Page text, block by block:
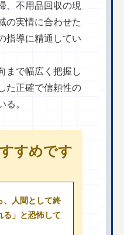
、不用品回収の現
の実情に合わせた
指導に精通してい
まで幅広く把握し
た正確で信頼性の
る。
すめです
、人間として終
る」と恐怖して